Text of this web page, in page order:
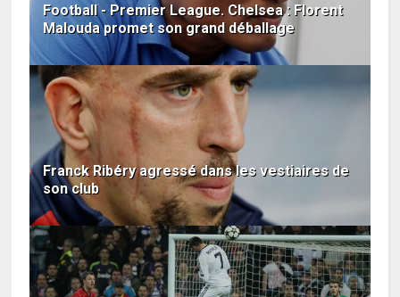
Football - Premier League. Chelsea : Florent
Malouda promet son grand déballage
Franck Ribéry agressé dans les vestiaires de
son club